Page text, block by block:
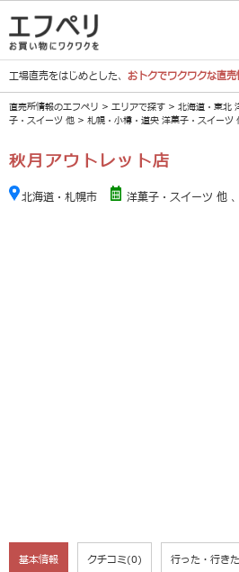
工場直売をはじめとした、 おトクでワクワクな直売
直売所情報のエフペリ > エリアで探す > 北海道・東北
子・スイーツ 他 > 札幌・小樽・道央 洋菓子・スイーツ
秋月アウトレット店
北海道・札幌市 洋菓子・スイーツ 他 、
基本情報 クチコミ(0) 行った・行き